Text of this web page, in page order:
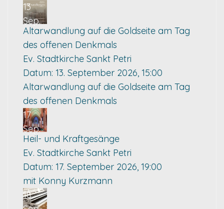
13
Sep.
Altarwandlung auf die Goldseite am Tag
des offenen Denkmals
Ev. Stadtkirche Sankt Petri
Datum: 13. September 2026, 15:00
Altarwandlung auf die Goldseite am Tag
des offenen Denkmals
17
Sep.
Heil- und Kraftgesänge
Ev. Stadtkirche Sankt Petri
Datum: 17. September 2026, 19:00
mit Konny Kurzmann
18